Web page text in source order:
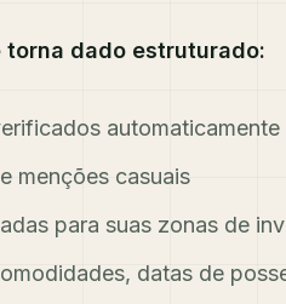
torna dado estruturado:
automaticamente
menções casuais
para suas zonas de
datas de